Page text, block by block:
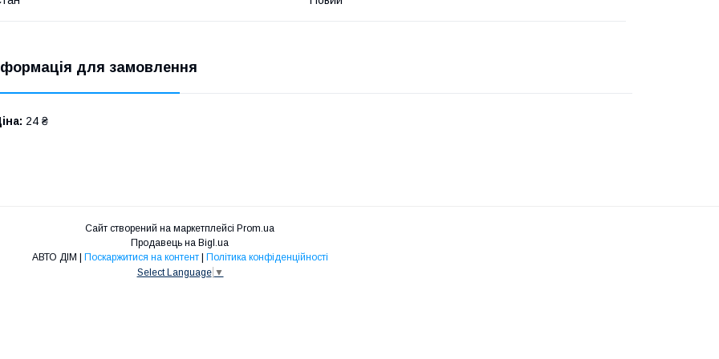
для замовлення
24 ₴
Сайт створений на маркетплейсі Prom.ua
Продавець на Bigl.ua
АВТО ДІМ | Поскаржитися на контент | Політика конфіденційності
Select Language ▼